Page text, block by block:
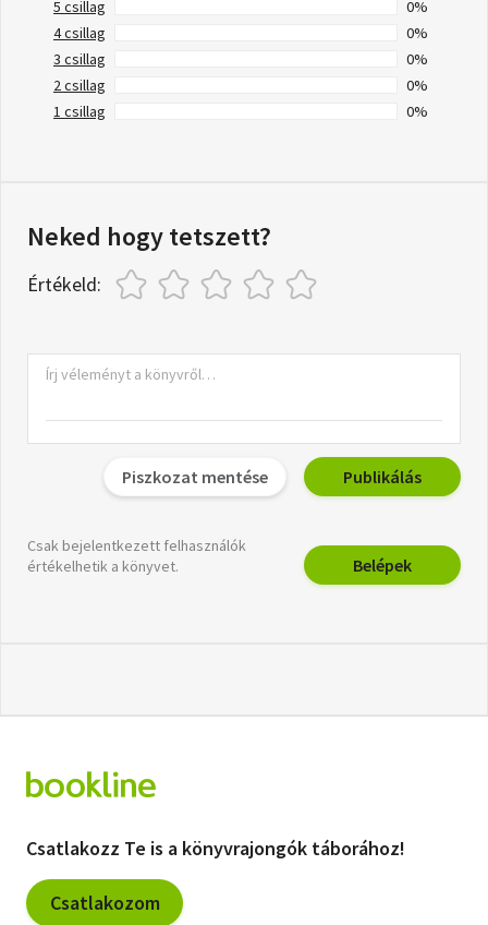
5 csillag
0%
4 csillag
0%
3 csillag
0%
2 csillag
0%
1 csillag
0%
Neked hogy tetszett?
Értékeld:
Piszkozat mentése Publikálás
Csak bejelentkezett felhasználók
értékelhetik a könyvet.
Belépek
Csatlakozz Te is a könyvrajongók táborához!
Csatlakozom